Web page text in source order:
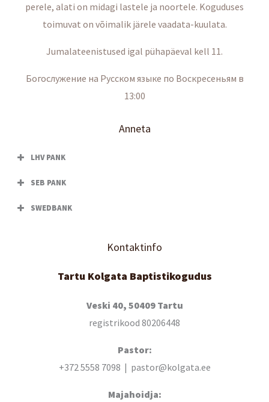
perele, alati on midagi lastele ja noortele. Koguduses
toimuvat on võimalik järele vaadata-kuulata.
Jumalateenistused igal pühapäeval kell 11.
Богослужение на Русском языке по Воскресеньям в
13:00
Anneta
LHV PANK
SEB PANK
SWEDBANK
Kontaktinfo
Tartu Kolgata Baptistikogudus
Veski 40, 50409 Tartu
registrikood 80206448
Pastor:
+372 5558 7098 | pastor@kolgata.ee
Majahoidja: